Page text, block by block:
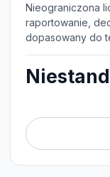
Nieograniczona
raportowanie,
dopasowany do